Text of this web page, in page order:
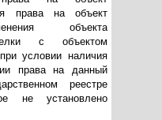
права на объект
объекта
с объектом
условии наличия
права на данный
реестре
не установлено